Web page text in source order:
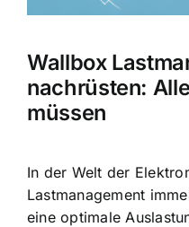
Wallbox
nachrüsten:
müssen
In der Welt der
Lastmanagement
eineoptimale